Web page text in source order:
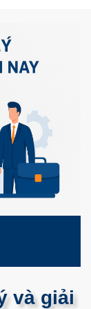
và giải